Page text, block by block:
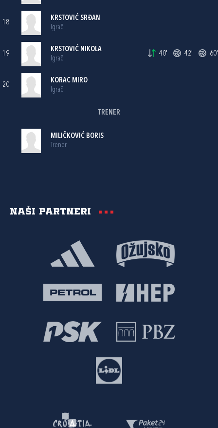
18
KRSTOVIĆ SRĐAN
Igrač
19
KRSTOVIĆ NIKOLA
Igrač
40' 42' 60'
20
KORAC MIRO
Igrač
TRENER
MILIČKOVIĆ BORIS
Trener
Naši partneri